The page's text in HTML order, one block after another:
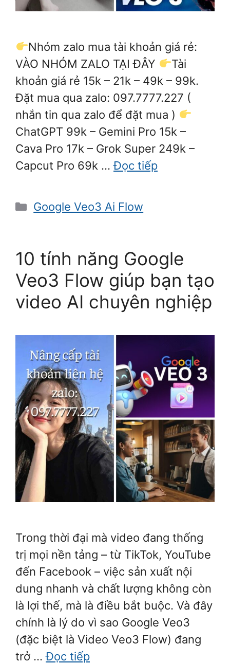
Nhóm zalo mua tài khoản giá rẻ:
VÀO NHÓM ZALO TẠI ĐÂY
Tài
khoản giá rẻ 15k – 21k – 49k – 99k.
Đặt mua qua zalo: 097.7777.227 (
nhắn tin qua zalo để đặt mua )
ChatGPT 99k – Gemini Pro 15k –
Cava Pro 17k – Grok Super 249k –
Capcut Pro 69k …Đọc tiếp
Danh
Google Veo3 Ai Flow
10 tính năng Google
Veo3 Flow giúp bạn tạo
video AI chuyên nghiệp
Trong thời đại mà video đang thống
trị mọi nền tảng – từ TikTok, YouTube
đến Facebook – việc sản xuất nội
dung nhanh và chất lượng không còn
là lợi thế, mà là điều bắt buộc. Và đây
chính là lý do vì sao Google Veo3
(đặc biệt là Video Veo3 Flow) đang
trở …Đọc tiếp